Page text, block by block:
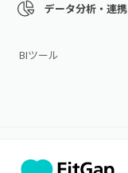
データ分析・連携
BIツール